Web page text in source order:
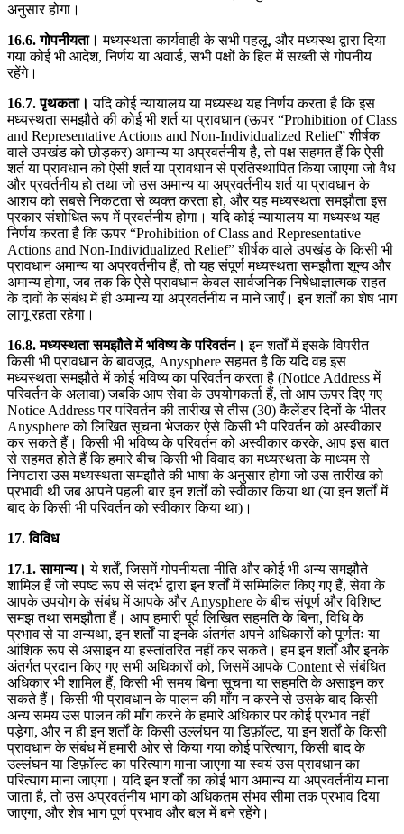
अनुसार होगा।
16.6. गोपनीयता। मध्यस्थता कार्यवाही के सभी पहलू, और मध्यस्थ द्वारा दिया
गया कोई भी आदेश, निर्णय या अवार्ड, सभी पक्षों के हित में सख्ती से गोपनीय
रहेंगे।
16.7. पृथकता। यदि कोई न्यायालय या मध्यस्थ यह निर्णय करता है कि इस
मध्यस्थता समझौते की कोई भी शर्त या प्रावधान (ऊपर “Prohibition of Class
and Representative Actions and Non-Individualized Relief” शीर्षक
वाले उपखंड को छोड़कर) अमान्य या अप्रवर्तनीय है, तो पक्ष सहमत हैं कि ऐसी
शर्त या प्रावधान को ऐसी शर्त या प्रावधान से प्रतिस्थापित किया जाएगा जो वैध
और प्रवर्तनीय हो तथा जो उस अमान्य या अप्रवर्तनीय शर्त या प्रावधान के
आशय को सबसे निकटता से व्यक्त करता हो, और यह मध्यस्थता समझौता इस
प्रकार संशोधित रूप में प्रवर्तनीय होगा। यदि कोई न्यायालय या मध्यस्थ यह
निर्णय करता है कि ऊपर “Prohibition of Class and Representative
Actions and Non-Individualized Relief” शीर्षक वाले उपखंड के किसी भी
प्रावधान अमान्य या अप्रवर्तनीय हैं, तो यह संपूर्ण मध्यस्थता समझौता शून्य और
अमान्य होगा, जब तक कि ऐसे प्रावधान केवल सार्वजनिक निषेधाज्ञात्मक राहत
के दावों के संबंध में ही अमान्य या अप्रवर्तनीय न माने जाएँ। इन शर्तों का शेष भाग
लागू रहता रहेगा।
16.8. मध्यस्थता समझौते में भविष्य के परिवर्तन। इन शर्तों में इसके विपरीत
किसी भी प्रावधान के बावजूद, Anysphere सहमत है कि यदि वह इस
मध्यस्थता समझौते में कोई भविष्य का परिवर्तन करता है (Notice Address में
परिवर्तन के अलावा) जबकि आप सेवा के उपयोगकर्ता हैं, तो आप ऊपर दिए गए
Notice Address पर परिवर्तन की तारीख से तीस (30) कैलेंडर दिनों के भीतर
Anysphere को लिखित सूचना भेजकर ऐसे किसी भी परिवर्तन को अस्वीकार
कर सकते हैं। किसी भी भविष्य के परिवर्तन को अस्वीकार करके, आप इस बात
से सहमत होते हैं कि हमारे बीच किसी भी विवाद का मध्यस्थता के माध्यम से
निपटारा उस मध्यस्थता समझौते की भाषा के अनुसार होगा जो उस तारीख को
प्रभावी थी जब आपने पहली बार इन शर्तों को स्वीकार किया था (या इन शर्तों में
बाद के किसी भी परिवर्तन को स्वीकार किया था)।
17. विविध
17.1. सामान्य। ये शर्तें, जिसमें गोपनीयता नीति और कोई भी अन्य समझौते
शामिल हैं जो स्पष्ट रूप से संदर्भ द्वारा इन शर्तों में सम्मिलित किए गए हैं, सेवा के
आपके उपयोग के संबंध में आपके और Anysphere के बीच संपूर्ण और विशिष्ट
समझ तथा समझौता हैं। आप हमारी पूर्व लिखित सहमति के बिना, विधि के
प्रभाव से या अन्यथा, इन शर्तों या इनके अंतर्गत अपने अधिकारों को पूर्णतः या
आंशिक रूप से असाइन या हस्तांतरित नहीं कर सकते। हम इन शर्तों और इनके
अंतर्गत प्रदान किए गए सभी अधिकारों को, जिसमें आपके Content से संबंधित
अधिकार भी शामिल हैं, किसी भी समय बिना सूचना या सहमति के असाइन कर
सकते हैं। किसी भी प्रावधान के पालन की माँग न करने से उसके बाद किसी
अन्य समय उस पालन की माँग करने के हमारे अधिकार पर कोई प्रभाव नहीं
पड़ेगा, और न ही इन शर्तों के किसी उल्लंघन या डिफ़ॉल्ट, या इन शर्तों के किसी
प्रावधान के संबंध में हमारी ओर से किया गया कोई परित्याग, किसी बाद के
उल्लंघन या डिफ़ॉल्ट का परित्याग माना जाएगा या स्वयं उस प्रावधान का
परित्याग माना जाएगा। यदि इन शर्तों का कोई भाग अमान्य या अप्रवर्तनीय माना
जाता है, तो उस अप्रवर्तनीय भाग को अधिकतम संभव सीमा तक प्रभाव दिया
जाएगा, और शेष भाग पूर्ण प्रभाव और बल में बने रहेंगे।